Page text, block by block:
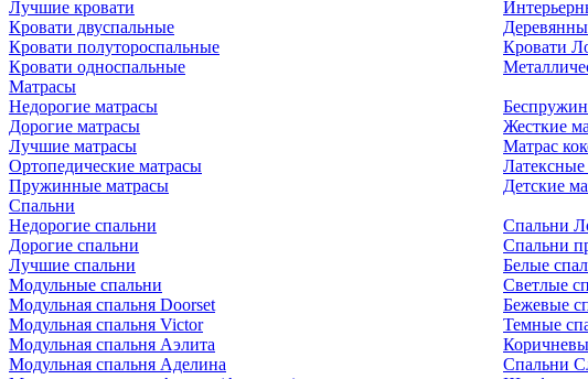
Лучшие кровати
Кровати двуспальные
Кровати полутороспальные
Кровати односпальные
Кровати
Матрасы
Недорогие матрасы
Дорогие матрасы
Лучшие матрасы
Ортопедические матрасы
Пружинные матрасы
Жесткие
Матрас
Детские
Cпальни
Недорогие спальни
Дорогие спальни
Лучшие спальни
Модульные спальни
Модульная спальня Doorset
Модульная спальня Victor
Модульная спальня Аэлита
Модульная спальня Аделина
Спальни
Спальни
Белые
Светлые
Бежевые
Темные
Спальни